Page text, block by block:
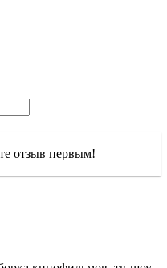
отзыв первым!